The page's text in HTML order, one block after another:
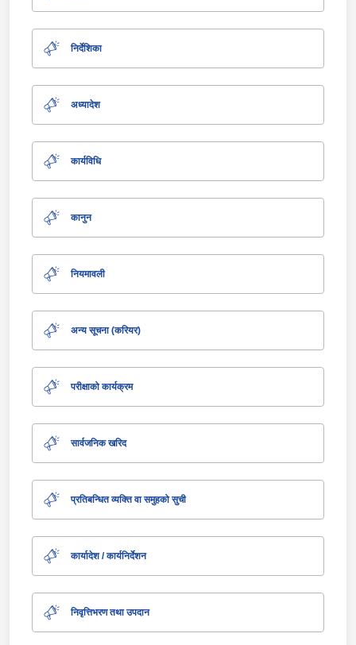
निर्देशिका
अध्यादेश
कार्यविधि
कानुन
नियमावली
अन्य सूचना (करियर)
परीक्षाको कार्यक्रम
सार्वजनिक खरिद
प्रतिबन्धित व्यक्ति वा समुहको सुची
कार्यादेश / कार्यनिर्देशन
निवृत्तिभरण तथा उपदान